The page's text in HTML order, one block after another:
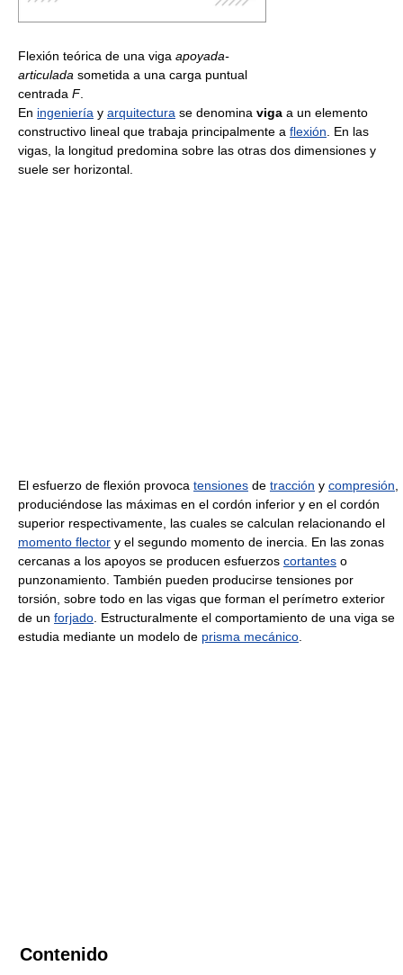
Flexión teórica de una viga apoyada-
articulada sometida a una carga puntual
centrada F.
En ingeniería y arquitectura se denomina viga a un elemento
constructivo lineal que trabaja principalmente a flexión . En las
vigas, la longitud predomina sobre las otras dos dimensiones y
suele ser horizontal.
El esfuerzo de flexión provoca tensiones de tracción y compresión
produciéndose las máximas en el cordón inferior y en el cordón
superior respectivamente, las cuales se calculan relacionando el
momento flector y el segundo momento de inercia. En las zonas
cercanas a los apoyos se producen esfuerzos cortantes o
punzonamiento. También pueden producirse tensiones por
torsión, sobre todo en las vigas que forman el perímetro exterior
de un forjado . Estructuralmente el comportamiento de una viga se
estudia mediante un modelo de prisma mecánico
Contenido